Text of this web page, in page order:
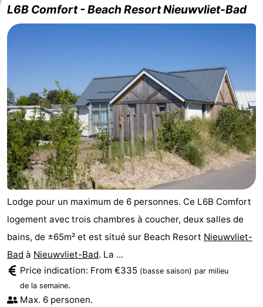
Terrains
de
-
Surfen
-
Sportive
Equitation
Observation
des
phoques
Glossopètre
Boire
et
manger
Événements
Pratiques
Forum
Route
-
Stationnement
Adresses
L6B Comfort - Beach Resort Nieuwvliet-Bad
Lodge pour un maximum de 6 personnes. Ce L6B Comfort
logement avec trois chambres à coucher, deux salles de
bains, de ±65m² et est situé sur Beach Resort Nieuwvliet-
Bad à Nieuwvliet-Bad. La ...
Price indication: From €335 (basse saison) par milieu
de la semaine.
Max. 6 personen.